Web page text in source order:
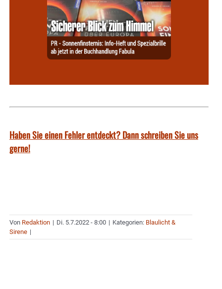
Haben Sie einen Fehler entdeckt? Dann schreiben Sie uns
gerne!
Von Redaktion | Di. 5.7.2022 - 8:00 | Kategorien: Blaulicht &
Sirene |